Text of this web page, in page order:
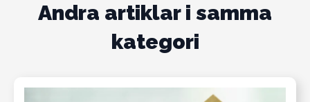
Andra artiklar i samma
kategori